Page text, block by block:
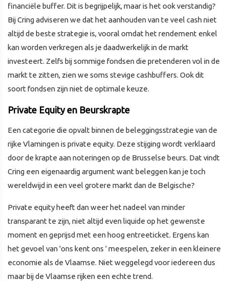
financiële buffer. Dit is begrijpelijk, maar is het ook verstandig?
Bij Cring adviseren we dat het aanhouden van te veel cash niet
altijd de beste strategie is, vooral omdat het rendement enkel
kan worden verkregen als je daadwerkelijk in de markt
investeert. Zelfs bij sommige fondsen die pretenderen vol in de
markt te zitten, zien we soms stevige cashbuffers. Ook dit
soort fondsen zijn niet de optimale keuze.
Private Equity en Beurskrapte
Een categorie die opvalt binnen de beleggingsstrategie van de
rijke Vlamingen is private equity. Deze stijging wordt verklaard
door de krapte aan noteringen op de Brusselse beurs. Dat vindt
Cring een eigenaardig argument want beleggen kan je toch
wereldwijd in een veel grotere markt dan de Belgische?
Private equity heeft dan weer het nadeel van minder
transparant te zijn, niet altijd even liquide op het gewenste
moment en geprijsd met een hoog entreeticket. Ergens kan
het gevoel van 'ons kent ons ' meespelen, zeker in een kleinere
economie als de Vlaamse. Niet weggelegd voor iedereen dus
maar bij de Vlaamse rijken een echte trend.